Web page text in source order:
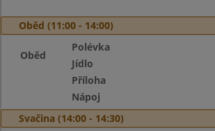
Oběd (11:00 - 14:00)
Oběd
Polévka
Jídlo
Příloha
Nápoj
Svačina (14:00 - 14:30)